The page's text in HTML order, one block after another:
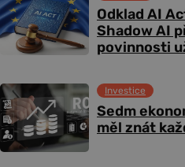
Odklad AI
Shadow AI
povinnosti
Sedm
měl znát
Investice